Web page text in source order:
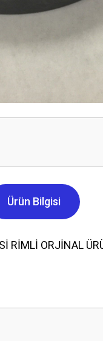
Ürün Bilgisi
RİMLİ ORJİNAL